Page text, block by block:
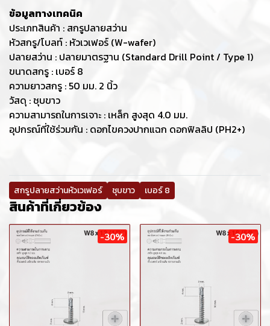
ข้อมูลทางเทคนิค
ประเภทสินค้า : สกรูปลายสว่าน
หัวสกรู/โบลท์ : หัวเวเฟอร์ (W-wafer)
ปลายสว่าน : ปลายมาตรฐาน (Standard Drill Point / Type 1)
ขนาดสกรู : เบอร์ 8
ความยาวสกรู : 50 มม. 2 นิ้ว
วัสดุ : ชุบขาว
ความสามารถในการเจาะ : เหล็ก สูงสุด 4.0 มม.
อุปกรณ์ที่ใช้ร่วมกัน : ดอกไขควงปากแฉก ดอกฟิลลิป (PH2+)
สกรูปลายสว่านหัวเวเฟอร์ ชุบขาว เบอร์ 8
สินค้าที่เกี่ยวข้อง
-30% -30%